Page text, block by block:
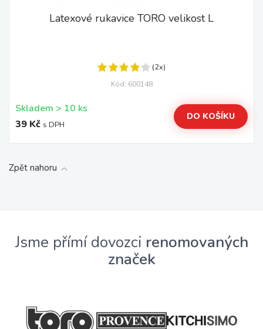
Latexové rukavice TORO velikost L
(2x)
Kód: 600148
Skladem > 10 ks
39 Kč s DPH
DO KOŠÍKU
Zpět nahoru
Jsme přímí dovozci renomovaných
značek